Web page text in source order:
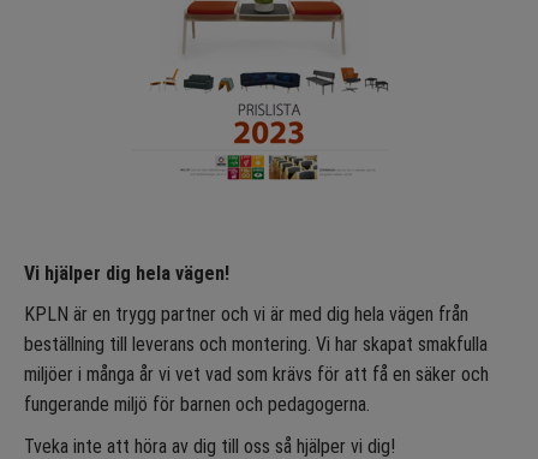
Vi hjälper dig hela vägen!
KPLN är en trygg partner och vi är med dig hela vägen från
beställning till leverans och montering. Vi har skapat smakfulla
miljöer i många år vi vet vad som krävs för att få en säker och
fungerande miljö för barnen och pedagogerna.
Tveka inte att höra av dig till oss så hjälper vi dig!